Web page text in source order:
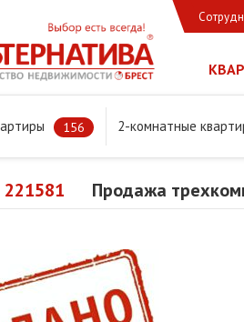
156 2-комнатные
Квартиры Продажа
221581 Продажа